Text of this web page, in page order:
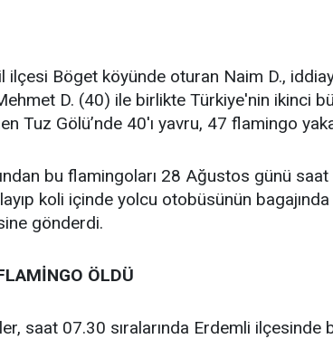
ilçesi Böget köyünde oturan Naim D.,
D. (40) ile birlikte Türkiye'nin ikinci
Tuz Gölü’nde 40'ı yavru, 47 flamingo
bu flamingoları 28 Ağustos günü saat
koli içinde yolcu otobüsünün
gönderdi.
ÖLDÜ
saat 07.30 sıralarında Erdemli ilçesinde